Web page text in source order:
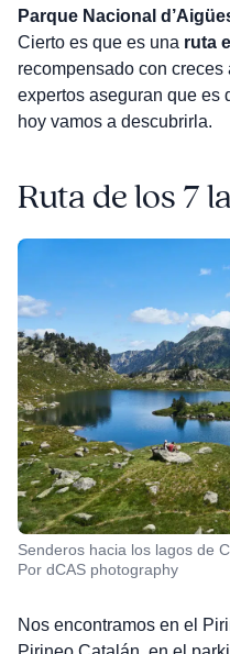
Parque Nacional
Cierto es que es una ruta
recompensado con
expertos aseguran que es
hoy vamos a descubrirla.
Ruta de los 7
Senderos hacia los lagos de
Por dCAS photography
Nos encontramos en el